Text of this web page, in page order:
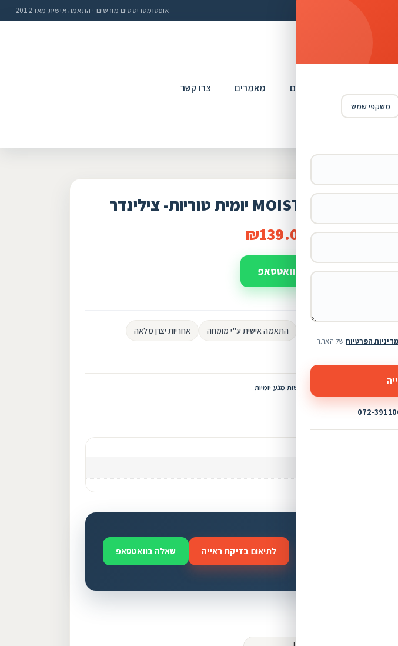
אופטומטריסטים מורשים · התאמה אישית מאז 2012
מוצרים נלווים מאמרים צרו קשר
עדשות מגע MOIST יומית טוריות- צילינדר
₪119.00
–
₪139.00
לפרטים נוספים בוואטסאפ
התאמה אישית ע"י מומחה
אחריות יצרן מלאה
עדשות מגע יומיות
לתיאום בדיקת ראייה שאלה בוואטסאפ
משקפי שמש
מדיניות הפרטיותשל האתר
072-